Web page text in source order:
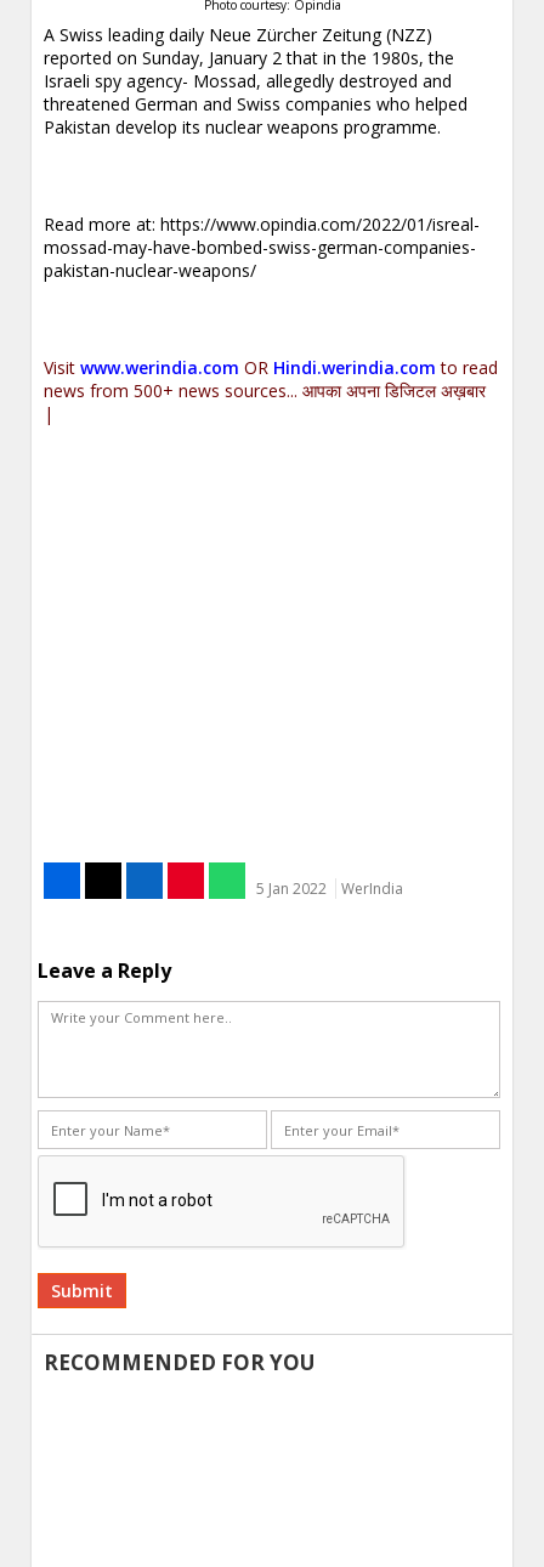
Photo courtesy: Opindia
A Swiss leading daily Neue Zürcher Zeitung (NZZ)
reported on Sunday, January 2 that in the 1980s, the
Israeli spy agency- Mossad, allegedly destroyed and
threatened German and Swiss companies who helped
Pakistan develop its nuclear weapons programme.
Read more at:https://www.opindia.com/2022/01/isreal-
mossad-may-have-bombed-swiss-german-companies-
pakistan-nuclear-weapons/
Visitwww.werindia.com OR Hindi.werindia.com to read
news from 500+ news sources... आपका अपना डिजिटल अख़बार
|
5 Jan 2022 WerIndia
Leave a Reply
Alternative:
RECOMMENDED FOR YOU